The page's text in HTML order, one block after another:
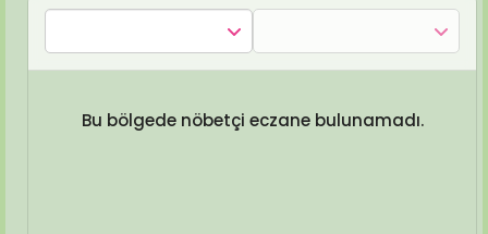
Bu bölgede nöbetçi eczane bulunamadı.